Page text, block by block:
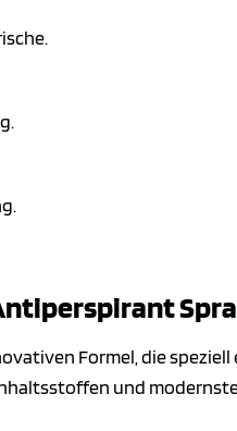
Formel, die
und